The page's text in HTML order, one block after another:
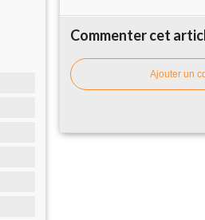
Commenter cet
Ajouter un